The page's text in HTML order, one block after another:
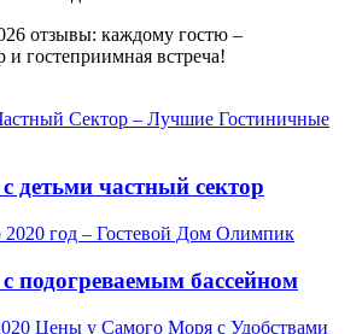
отзывы: каждому гостю –
гостеприимная встреча!
детьми частный сектор
подогреваемым бассейном